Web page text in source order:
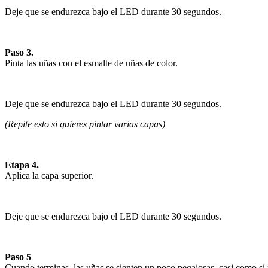
Deje que se endurezca bajo el LED durante 30 segundos.
Paso 3.
Pinta las uñas con el esmalte de uñas de color.
Deje que se endurezca bajo el LED durante 30 segundos.
(Repite esto si quieres pintar varias capas)
Etapa 4.
Aplica la capa superior.
Deje que se endurezca bajo el LED durante 30 segundos.
Paso 5